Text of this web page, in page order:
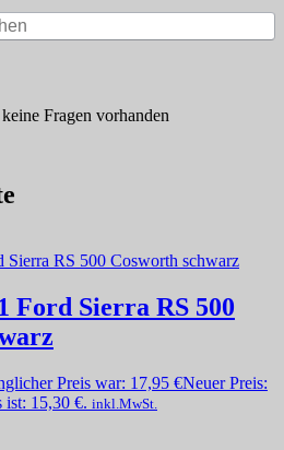
Fragen vorhanden
Ford Sierra RS 500
Preis war: 17,95 €Neuer Preis:
ist: 15,30 €. inkl.MwSt.